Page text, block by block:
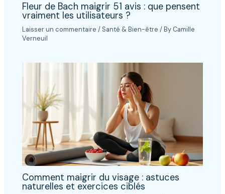
Fleur de Bach maigrir 51 avis : que pensent
vraiment les utilisateurs ?
Laisser un commentaire / Santé & Bien-être / By Camille
Verneuil
Comment maigrir du visage : astuces
naturelles et exercices ciblés